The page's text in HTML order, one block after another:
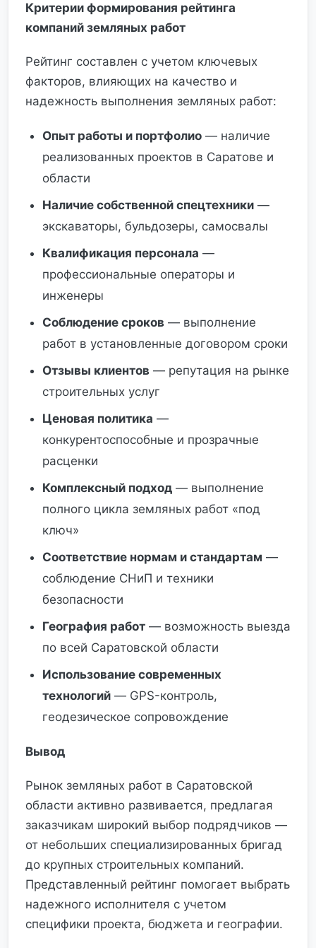
Критерии формирования рейтинга
компаний земляных работ
Рейтинг составлен с учетом ключевых
факторов, влияющих на качество и
надежность выполнения земляных работ:
Опыт работы и портфолио — наличие
реализованных проектов в Саратове и
области
Наличие собственной спецтехники —
экскаваторы, бульдозеры, самосвалы
Квалификация персонала —
профессиональные операторы и
инженеры
Соблюдение сроков — выполнение
работ в установленные договором сроки
Отзывы клиентов — репутация на рынке
строительных услуг
Ценовая политика —
конкурентоспособные и прозрачные
расценки
Комплексный подход — выполнение
полного цикла земляных работ «под
ключ»
Соответствие нормам и стандартам —
соблюдение СНиП и техники
безопасности
География работ — возможность выезда
по всей Саратовской области
Использование современных
технологий — GPS-контроль,
геодезическое сопровождение
Вывод
Рынок земляных работ в Саратовской
области активно развивается, предлагая
заказчикам широкий выбор подрядчиков —
от небольших специализированных бригад
до крупных строительных компаний.
Представленный рейтинг помогает выбрать
надежного исполнителя с учетом
специфики проекта, бюджета и географии.